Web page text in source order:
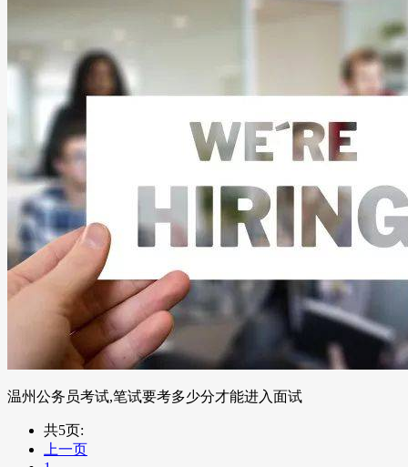
温州公务员考试,笔试要考多少分才能进入面试
共5页:
上一页